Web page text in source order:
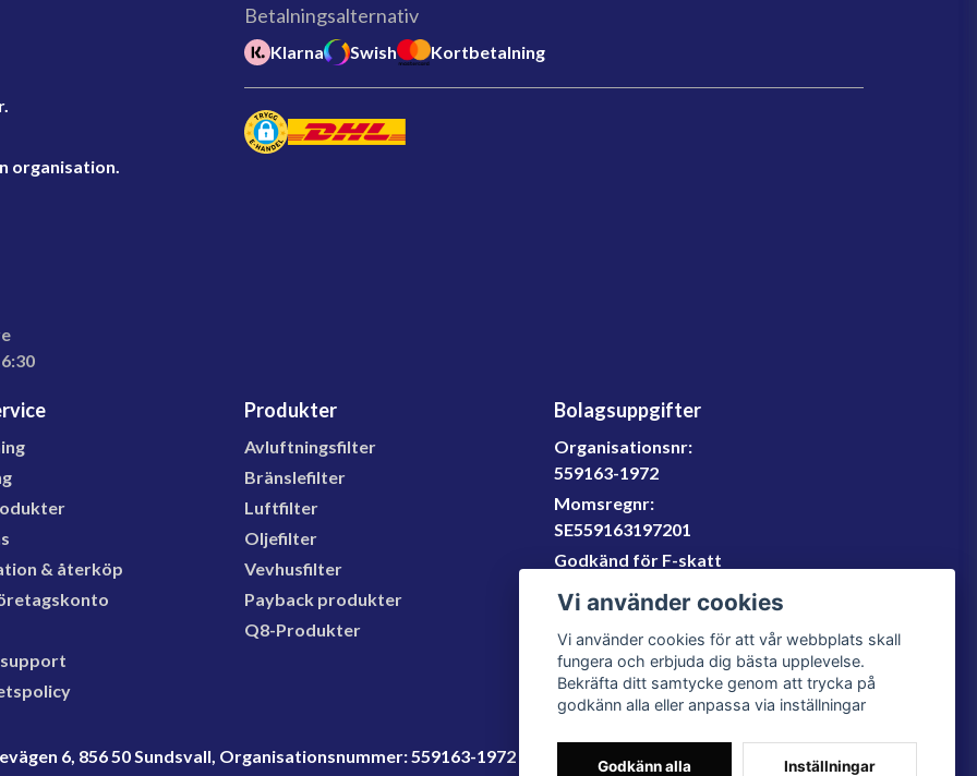
organisation.
Betalningsalternativ
Klarna Swish Kortbetalning
& återköp
Produkter
Avluftningsfilter
Bränslefilter
Luftfilter
Oljefilter
Vevhusfilter
Payback produkter
Q8-Produkter
Bolagsuppgifter
Organisationsnr:
559163-1972
Momsregnr:
SE559163197201
Godkänd för F-skatt
060-566 800
6, 856 50 Sundsvall, Organisationsnummer: 559163-1972
Vi använder cookies
Vi använder cookies för att vår webbplats skall
fungera och erbjuda dig bästa upplevelse.
Bekräfta ditt samtycke genom att trycka på
godkänn alla eller anpassa via inställningar
Godkänn alla Inställningar